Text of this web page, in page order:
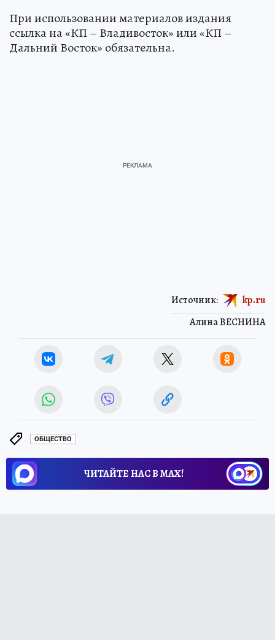
При использовании материалов издания
ссылка на «КП – Владивосток» или «КП –
Дальний Восток» обязательна.
Алина ВЕСНИНА
Источник: kp.ru
ОБЩЕСТВО
ЧИТАЙТЕ НАС В МАХ!